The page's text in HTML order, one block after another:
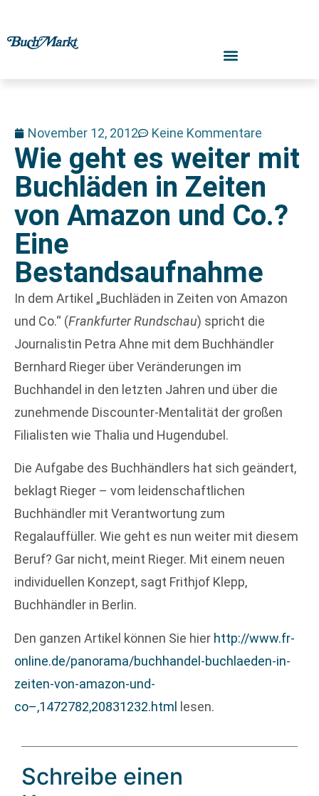
November 12, 2012 Keine Kommentare
Wie geht es weiter mit
Buchläden in Zeiten
von Amazon und Co.?
Eine
Bestandsaufnahme
In dem Artikel „Buchläden in Zeiten von Amazon
und Co.“ (Frankfurter Rundschau) spricht die
Journalistin Petra Ahne mit dem Buchhändler
Bernhard Rieger über Veränderungen im
Buchhandel in den letzten Jahren und über die
zunehmende Discounter-Mentalität der großen
Filialisten wie Thalia und Hugendubel.
Die Aufgabe des Buchhändlers hat sich geändert,
beklagt Rieger – vom leidenschaftlichen
Buchhändler mit Verantwortung zum
Regalauffüller. Wie geht es nun weiter mit diesem
Beruf? Gar nicht, meint Rieger. Mit einem neuen
individuellen Konzept, sagt Frithjof Klepp,
Buchhändler in Berlin.
Den ganzen Artikel können Sie hier http://www.fr-
online.de/panorama/buchhandel-buchlaeden-in-
zeiten-von-amazon-und-
co–,1472782,20831232.html lesen.
Schreibe einen